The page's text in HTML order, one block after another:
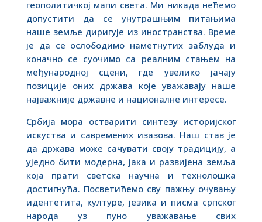
геополитичкој мапи света. Ми никада нећемо
допустити да се унутрашњим питањима
наше земље диригује из иностранства. Време
је да се ослободимо наметнутих заблуда и
коначно се суочимо са реалним стањем на
међународној сцени, где увелико јачају
позиције оних држава које уважавају наше
најважније државне и националне интересе.
Србија мора остварити синтезу историјског
искуства и савремених изазова. Наш став је
да држава може сачувати своју традицију, а
уједно бити модерна, јака и развијена земља
која прати светска научна и технолошка
достигнућа. Посветићемо сву пажњу очувању
идентетита, културе, језика и писма српског
народа уз пуно уважавање свих